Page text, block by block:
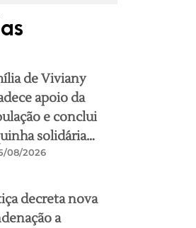
de Viviany
apoio da
e conclui
solidária
ajuda no
08/2026
decreta nova
a